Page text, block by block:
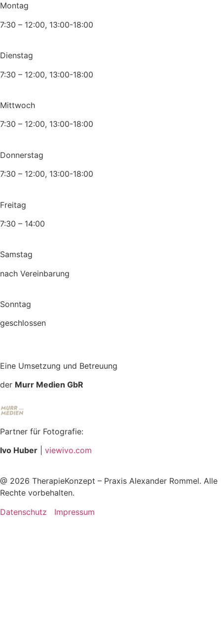
Montag
7:30 – 12:00, 13:00-18:00
Dienstag
7:30 – 12:00, 13:00-18:00
Mittwoch
7:30 – 12:00, 13:00-18:00
Donnerstag
7:30 – 12:00, 13:00-18:00
Freitag
7:30 – 14:00
Samstag
nach Vereinbarung
Sonntag
geschlossen
Eine Umsetzung und Betreuung
der Murr Medien GbR
Partner für Fotografie:
Ivo Huber
viewivo.com
@ 2026 TherapieKonzept – Praxis Alexander Rommel. Alle
Rechte vorbehalten.
Datenschutz
Impressum